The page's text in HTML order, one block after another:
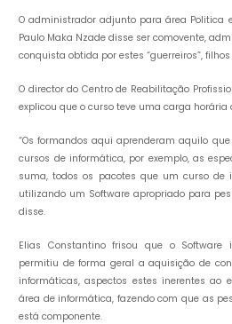
O administrador adjunto para área Politica
Paulo Maka Nzade disse ser comovente,
conquista obtida por estes “guerreiros”,
O director do Centro de Reabilitação
explicou que o curso teve uma carga horária
“Os formandos aqui aprenderam aquilo
cursos de informática, por exemplo, as
suma, todos os pacotes que um curso de
utilizando um Software apropriado para
disse.
Elias Constantino frisou que o Software
permitiu de forma geral a aquisição de
informáticas, aspectos estes inerentes ao
área de informática, fazendo com que as
está componente.